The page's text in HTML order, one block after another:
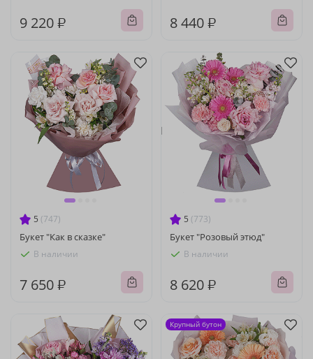
9 220 ₽ 8 440 ₽
5 (747)
Букет "Как в сказке"
В наличии
7 650 ₽
5 (773)
Букет "Розовый этюд"
В наличии
8 620 ₽
Крупный бутон